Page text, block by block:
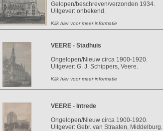
Gelopen/beschreven/verzonden 1934.
Uitgever: onbekend.
Klik hier voor meer informatie
VEERE - Stadhuis
Ongelopen/Nieuw circa 1900-1920.
Uitgever: G. J. Schippers, Veere.
Klik hier voor meer informatie
VEERE - Intrede
Ongelopen/Nieuw circa 1900-1920.
Uitgever: Gebr. van Straaten, Middelburg.